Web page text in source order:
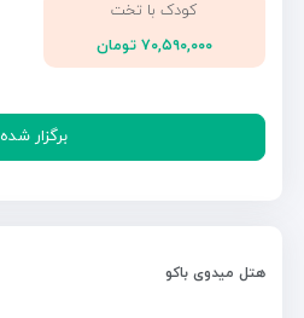
کودک با تخت
۷۰,۵۹۰,۰۰۰ تومان
برگزار شده
هتل میدوی باکو